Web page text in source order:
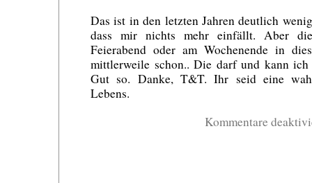
Das ist in den letzten Jahren deutlich
dass mir nichts mehr einfällt. Aber
Feierabend oder am Wochenende in
mittlerweile schon.. Die darf und kann ich
Gut so. Danke, T&T. Ihr seid eine
Lebens.
Kommentare